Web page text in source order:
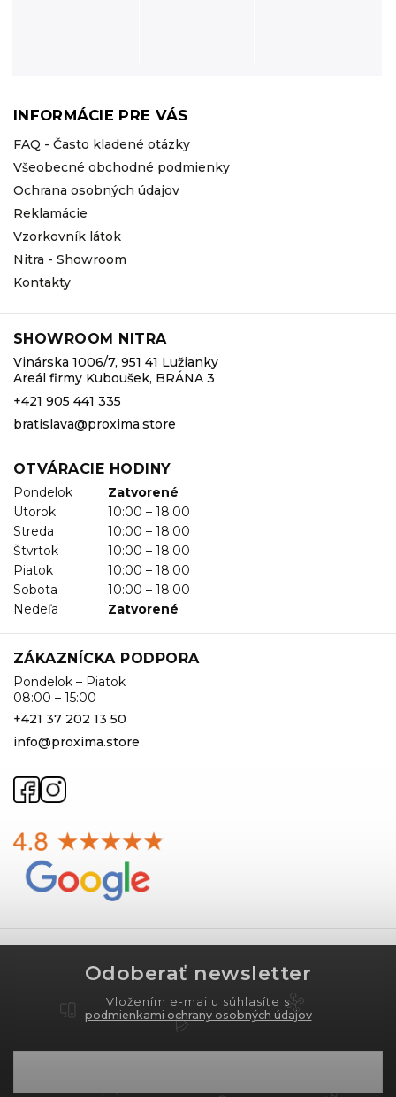
INFORMÁCIE PRE VÁS
FAQ - Často kladené otázky
Všeobecné obchodné podmienky
Ochrana osobných údajov
Reklamácie
Vzorkovník látok
Nitra - Showroom
Kontakty
SHOWROOM NITRA
Vinárska 1006/7, 951 41 Lužianky
Areál firmy Kuboušek, BRÁNA 3
+421 905 441 335
bratislava@proxima.store
OTVÁRACIE HODINY
Pondelok
Zatvorené
Utorok
10:00 – 18:00
Streda
10:00 – 18:00
Štvrtok
10:00 – 18:00
Piatok
10:00 – 18:00
Sobota
10:00 – 18:00
Nedeľa
Zatvorené
ZÁKAZNÍCKA PODPORA
Pondelok – Piatok
08:00 – 15:00
+421 37 202 13 50
info@proxima.store
Odoberať newsletter
Vložením e-mailu súhlasíte s
podmienkami ochrany osobných údajov